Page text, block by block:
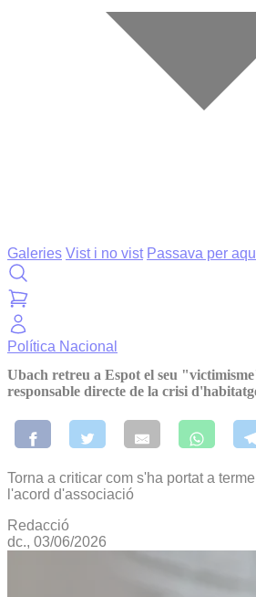
Galeries Vist i no vist Passava per
Política Nacional
Ubach retreu a Espot el seu
responsable directe de la crisi
Torna a criticar com s'ha portat a
l'acord d'associació
Redacció
dc., 03/06/2026